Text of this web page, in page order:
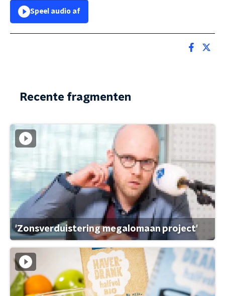
Speel audio af
Recente fragmenten
'Zonsverduistering megalomaan project'